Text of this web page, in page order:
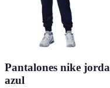
Pantalones nike
azul